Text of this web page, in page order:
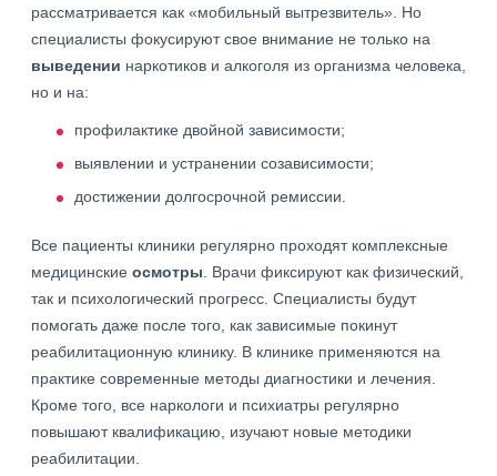
рассматривается как «мобильный вытрезвитель». Но
специалисты фокусируют свое внимание не только на
выведении наркотиков и алкоголя из организма человека,
но и на:
профилактике двойной зависимости;
выявлении и устранении созависимости;
достижении долгосрочной ремиссии.
Все пациенты клиники регулярно проходят комплексные
медицинские осмотры . Врачи фиксируют как физический,
так и психологический прогресс. Специалисты будут
помогать даже после того, как зависимые покинут
реабилитационную клинику. В клинике применяются на
практике современные методы диагностики и лечения.
Кроме того, все наркологи и психиатры регулярно
повышают квалификацию, изучают новые методики
реабилитации.